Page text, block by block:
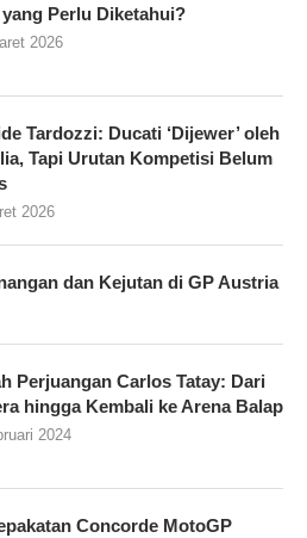
Perlu Diketahui?
2026
Tardozzi: Ducati ‘Dijewer’ oleh
Tapi Urutan Kompetisi Belum
2026
dan Kejutan di GP Austria
Perjuangan Carlos Tatay: Dari
hingga Kembali ke Arena Balap
2024
Concorde MotoGP